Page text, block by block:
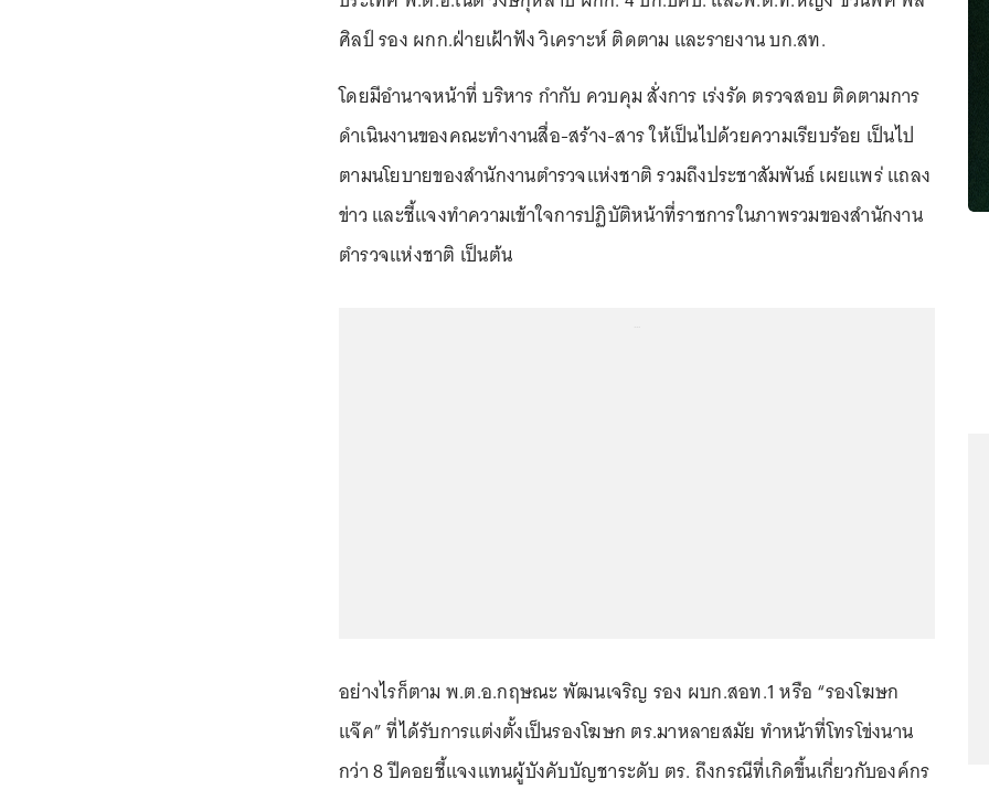
ศิลป์ รอง ผกก.ฝ่ายเฝ้าฟัง วิเคราะห์ ติดตาม และรายงาน บก.สท.
โดยมีอำนาจหน้าที่ บริหาร กำกับ ควบคุม สั่งการ เร่งรัด ตรวจสอบ ติดตามการ
ดำเนินงานของคณะทำงานสื่อ-สร้าง-สาร ให้เป็นไปด้วยความเรียบร้อย เป็นไป
ตามนโยบายของสำนักงานตำรวจแห่งชาติ รวมถึงประชาสัมพันธ์ เผยแพร่ แถลง
ข่าว และชี้แจงทำความเข้าใจการปฏิบัติหน้าที่ราชการในภาพรวมของสำนักงาน
ตำรวจแห่งชาติ เป็นต้น
อย่างไรก็ตาม พ.ต.อ.กฤษณะ พัฒนเจริญ รอง ผบก.สอท.1 หรือ “รองโฆษก
แจ๊ค” ที่ได้รับการแต่งตั้งเป็นรองโฆษก ตร.มาหลายสมัย ทำหน้าที่โทรโข่งนาน
กว่า 8 ปีคอยชี้แจงแทนผู้บังคับบัญชาระดับ ตร. ถึงกรณีที่เกิดขึ้นเกี่ยวกับองค์กร